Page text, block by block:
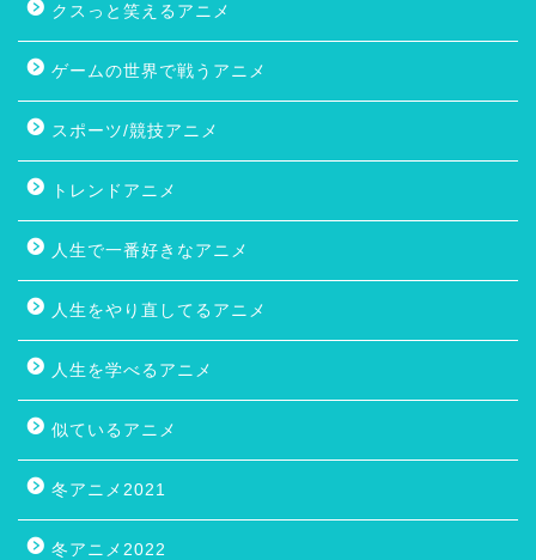
クスっと笑えるアニメ
ゲームの世界で戦うアニメ
スポーツ/競技アニメ
トレンドアニメ
人生で一番好きなアニメ
人生をやり直してるアニメ
人生を学べるアニメ
似ているアニメ
冬アニメ2021
冬アニメ2022